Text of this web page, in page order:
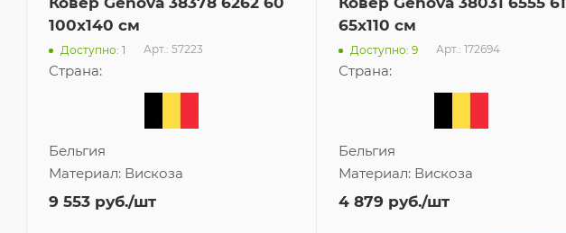
100x140 см
Доступно: 1 Арт.: 57223
Страна:
Бельгия
Материал: Вискоза
9 553 руб./шт
65x110 см
Доступно: 9 Арт.: 172694
Страна:
Бельгия
Материал: Вискоза
4 879 руб./шт